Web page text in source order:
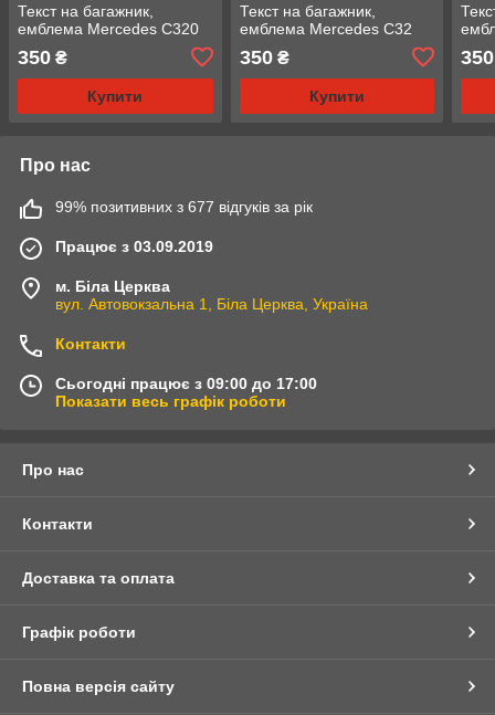
Текст на багажник,
емблема Mercedes C320
350 ₴
Купити
Текст на багажник,
емблема Mercedes C32
350₴
Купити
350
Про нас
99% позитивних з 677 відгуків за рік
Працює з 03.09.2019
м. Біла Церква
вул. Автовокзальна 1, Біла Церква, Україна
Контакти
Сьогодні працює з 09:00 до 17:00
Показати весь графік роботи
Про нас
Контакти
Доставка та оплата
Графік роботи
Повна версія сайту